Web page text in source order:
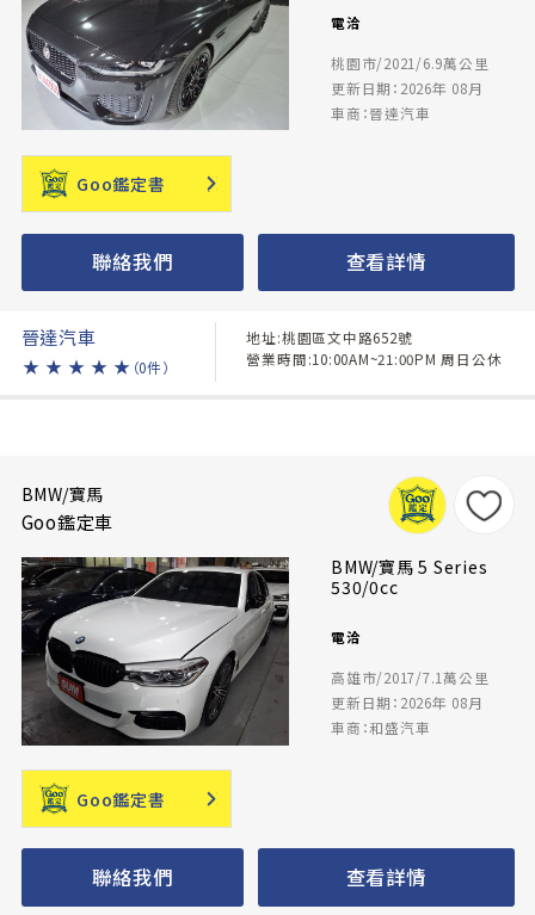
電洽
桃園市/2021/6.9萬公里
更新日期：2026年 08月
車商：晉達汽車
Goo鑑定書
聯絡我們 查看詳情
晉達汽車
★ ★ ★ ★ ★ （0件）
地址:桃園區文中路652號
營業時間:10:00AM~21:00PM 周日公休
BMW/寶馬
Goo鑑定車
BMW/寶馬 5 Series
530/0cc
電洽
高雄市/2017/7.1萬公里
更新日期：2026年 08月
車商：和盛汽車
Goo鑑定書
聯絡我們 查看詳情